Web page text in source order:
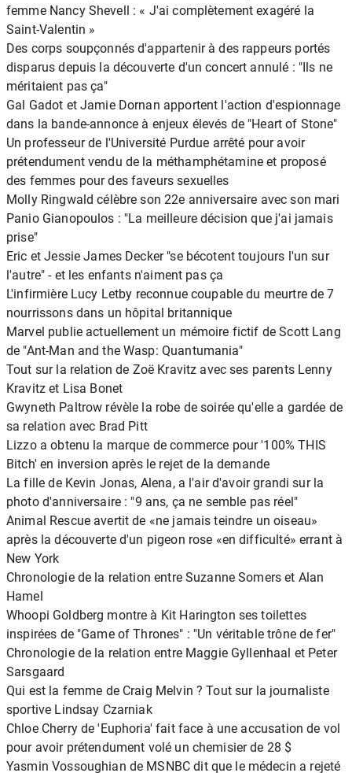
femme Nancy Shevell : « J'ai complètement exagéré la
Saint-Valentin »
Des corps soupçonnés d'appartenir à des rappeurs portés
disparus depuis la découverte d'un concert annulé : "Ils ne
méritaient pas ça"
Gal Gadot et Jamie Dornan apportent l'action d'espionnage
dans la bande-annonce à enjeux élevés de "Heart of Stone"
Un professeur de l'Université Purdue arrêté pour avoir
prétendument vendu de la méthamphétamine et proposé
des femmes pour des faveurs sexuelles
Molly Ringwald célèbre son 22e anniversaire avec son mari
Panio Gianopoulos : "La meilleure décision que j'ai jamais
prise"
Eric et Jessie James Decker "se bécotent toujours l'un sur
l'autre" - et les enfants n'aiment pas ça
L'infirmière Lucy Letby reconnue coupable du meurtre de 7
nourrissons dans un hôpital britannique
Marvel publie actuellement un mémoire fictif de Scott Lang
de "Ant-Man and the Wasp: Quantumania"
Tout sur la relation de Zoë Kravitz avec ses parents Lenny
Kravitz et Lisa Bonet
Gwyneth Paltrow révèle la robe de soirée qu'elle a gardée de
sa relation avec Brad Pitt
Lizzo a obtenu la marque de commerce pour '100% THIS
Bitch' en inversion après le rejet de la demande
La fille de Kevin Jonas, Alena, a l'air d'avoir grandi sur la
photo d'anniversaire : "9 ans, ça ne semble pas réel"
Animal Rescue avertit de «ne jamais teindre un oiseau»
après la découverte d'un pigeon rose «en difficulté» errant à
New York
Chronologie de la relation entre Suzanne Somers et Alan
Hamel
Whoopi Goldberg montre à Kit Harington ses toilettes
inspirées de "Game of Thrones" : "Un véritable trône de fer"
Chronologie de la relation entre Maggie Gyllenhaal et Peter
Sarsgaard
Qui est la femme de Craig Melvin ? Tout sur la journaliste
sportive Lindsay Czarniak
Chloe Cherry de 'Euphoria' fait face à une accusation de vol
pour avoir prétendument volé un chemisier de 28 $
Yasmin Vossoughian de MSNBC dit que le médecin a rejeté